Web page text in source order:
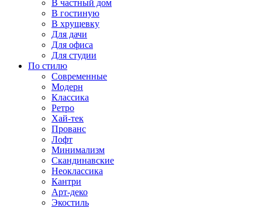
В частный дом
В гостиную
В хрущевку
Для дачи
Для офиса
Для студии
По стилю
Современные
Модерн
Классика
Ретро
Хай-тек
Прованс
Лофт
Минимализм
Скандинавские
Неоклассика
Кантри
Арт-деко
Экостиль